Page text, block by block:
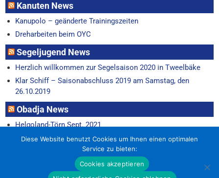
Kanuten News
Kanupolo – geänderte Trainingszeiten
Dreharbeiten beim OYC
Segeljugend News
Herzlich willkommen zur Segelsaison 2020 in Tweelbäke
Klar Schiff – Saisonabschluss 2019 am Samstag, den
26.10.2019
Obadja News
Helgoland-Törn Sept. 2021
Horum-Regatta 22.6.
Diese Website benutzt Cookies um Ihnen einen optimalen
Service zu bieten:
Cookies akzeptieren